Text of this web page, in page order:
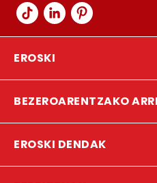
EROSKI
BEZEROARENTZAKO
EROSKI DENDAK